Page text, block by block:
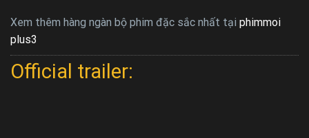
Xem thêm hàng ngàn bộ phim đặc sắc nhất tại phimmoi
plus3
Official trailer: